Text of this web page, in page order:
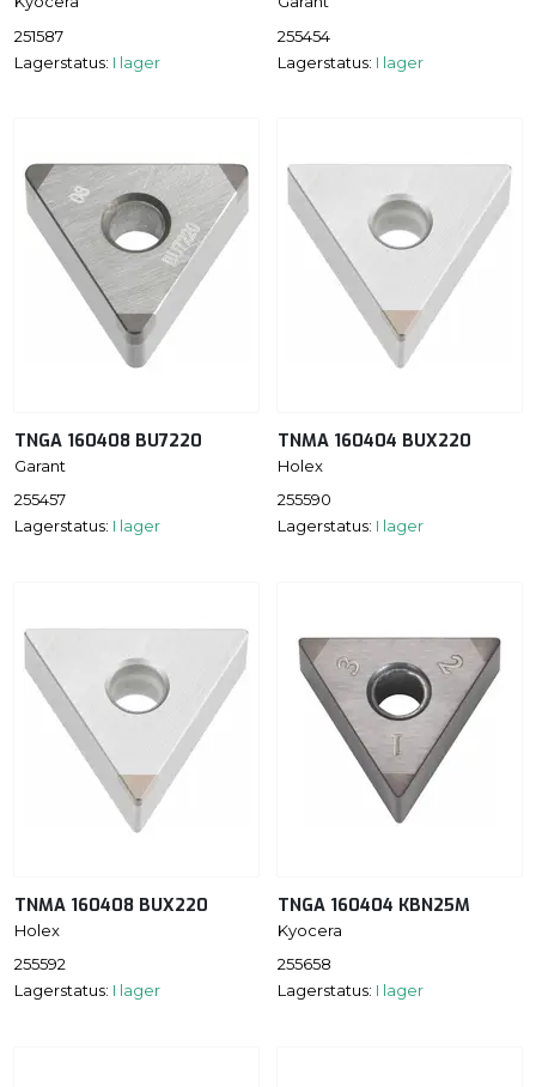
251587
Lagerstatus: I lager
255454
Lagerstatus: I lager
TNGA 160408 BU7220
Garant
255457
Lagerstatus: I lager
TNMA 160404 BUX220
Holex
255590
Lagerstatus: I lager
TNMA 160408 BUX220
Holex
255592
Lagerstatus: I lager
TNGA 160404 KBN25M
Kyocera
255658
Lagerstatus: I lager